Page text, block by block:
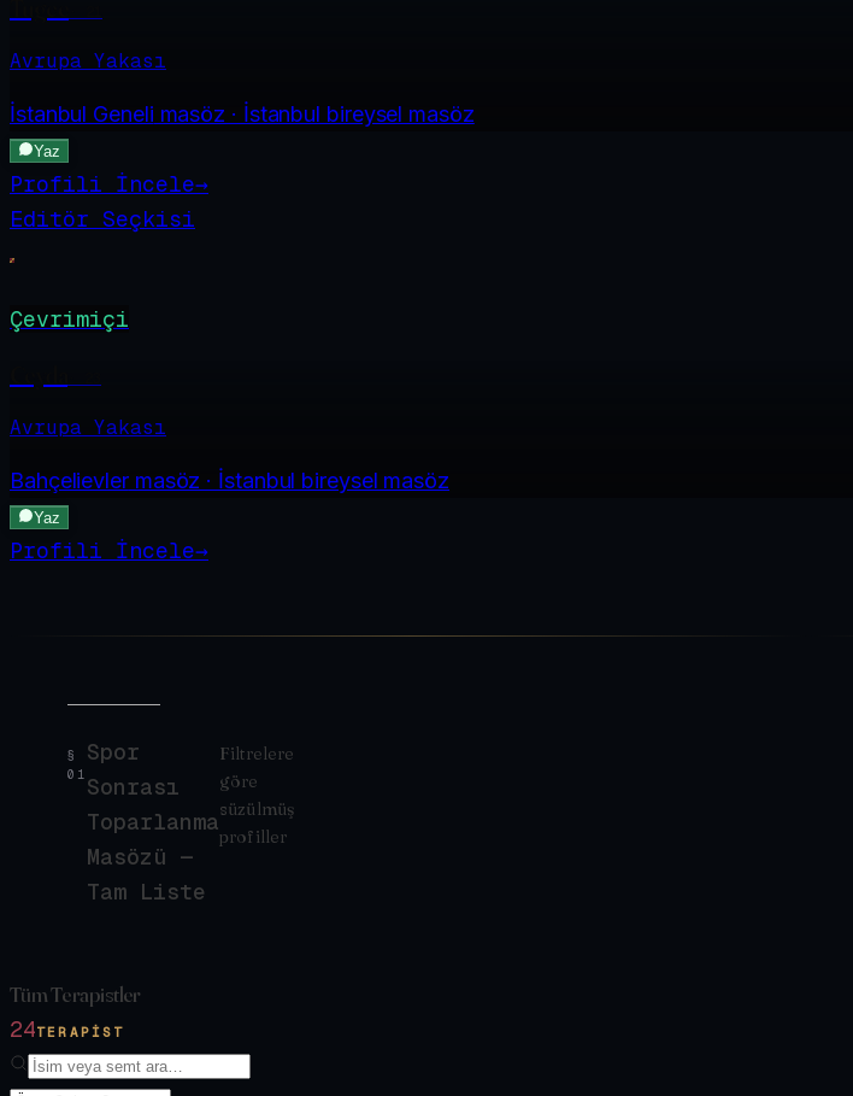
Avrupa Yakası
İstanbul Geneli masöz · İstanbul bireysel masöz
Yaz
Profili İncele→
Editör Seçkisi
Çevrimiçi
Avrupa Yakası
Bahçelievlermasöz · İstanbul bireysel masöz
Yaz
Profili İncele→
§
01
Spor
Sonrası
Toparlanma
Masözü —
Tam Liste
Filtrelere
göre
süzülmüş
profiller
Tüm Terapistler
24TERAPIST